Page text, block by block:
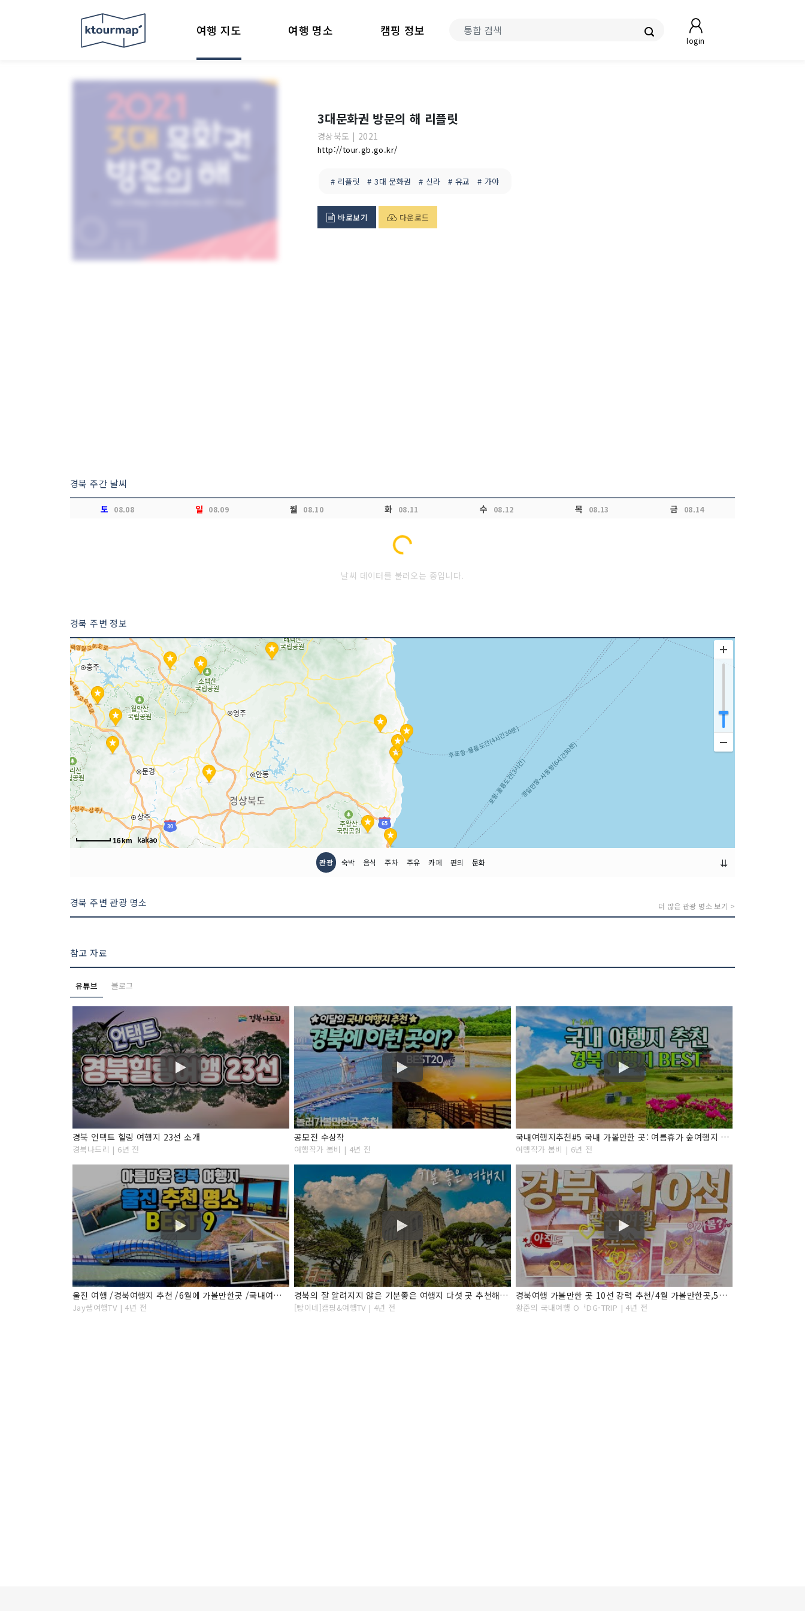
login
여행 지도 여행 명소 캠핑 정보
3대문화권 방문의 해 리플릿
경상북도 | 2021
http://tour.gb.go.kr/
# 리플릿 # 3대 문화권 # 신라 # 유교 # 가야
바로보기 다운로드
경북 주간 날씨
토 08.08 일 08.09 월 08.10 화 08.11 수 08.12 목 08.13 금 08.14
Loading...
날씨 데이터를 불러오는 중입니다.
경북 주변 정보
16km
관광 숙박 음식 주차 주유 카페 편의 문화 ⇊
경북 주변 관광 명소 더 많은 관광 명소 보기 >
참고 자료
유튜브 블로그
경북 언택트 힐링 여행지 23선 소개
경북나드리 | 6년 전
공모전 수상작
여행작가 봄비 | 4년 전
국내여행지추천#5 국내 가볼만한 곳: 여름휴가 숲여행지 경북 여행 가볼만한곳 베스트4
여행작가 봄비 | 6년 전
울진 여행 /경북여행지 추천 /6월에 가볼만한곳 /국내여행 /경북 여행 /국내여행지 추천 /동해 여행 /5월여행지 추천 /죽변해안스카이레일/6월여행지 추천
Jay쌤여행TV | 4년 전
경북의 잘 알려지지 않은 기분좋은 여행지 다섯 곳 추천해드립니다 / 누구나 같이 즐길 수 있는 무장애여행지 Top5
[빵이네]캠핑&여행TV | 4년 전
경북여행 가볼만한 곳 10선 강력 추천/4월 가볼만한곳,5월 가볼만한곳, 6월 가볼만한 곳,4월 여행지,5월 여행지,6월 여행지,경북 여행 가볼만한 곳, 경북 여행,문경새재,
황준의 국내여행 OᅥDG-TRIP | 4년 전